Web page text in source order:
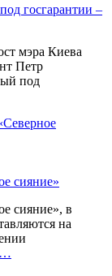
госгарантии –
мэра Киева
Петр
под
сияние»
сияние», в
на
…